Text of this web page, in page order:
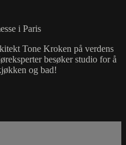
i Paris
Tone Kroken på verdens
besøker studio for å
og bad!